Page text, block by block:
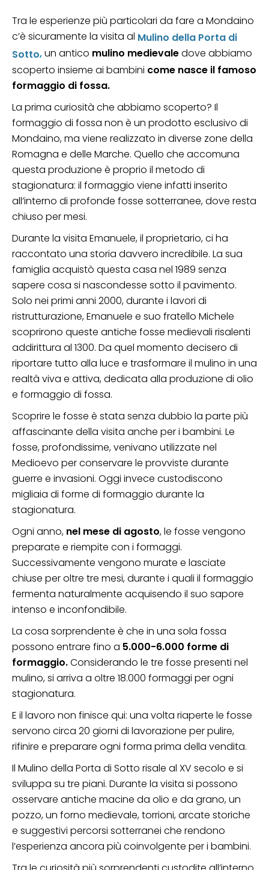
Tra le esperienze più particolari da fare a Mondaino
c’è sicuramente la visita al Mulino della Porta di
Sotto,un antico mulino medievaledove abbiamo
scoperto insieme ai bambini come nasce il famoso
formaggio di fossa.
La prima curiosità che abbiamo scoperto? Il
formaggio di fossa non è un prodotto esclusivo di
Mondaino, ma viene realizzato in diverse zone della
Romagna e delle Marche. Quello che accomuna
questa produzione è proprio il metodo di
stagionatura: il formaggio viene infatti inserito
all’interno di profonde fosse sotterranee, dove resta
chiuso per mesi.
Durante la visita Emanuele, il proprietario, ci ha
raccontato una storia davvero incredibile. La sua
famiglia acquistò questa casa nel 1989 senza
sapere cosa si nascondesse sotto il pavimento.
Solo nei primi anni 2000, durante i lavori di
ristrutturazione, Emanuele e suo fratello Michele
scoprirono queste antiche fosse medievali risalenti
addirittura al 1300. Da quel momento decisero di
riportare tutto alla luce e trasformare il mulino in una
realtà viva e attiva, dedicata alla produzione di olio
e formaggio di fossa.
Scoprire le fosse è stata senza dubbio la parte più
affascinante della visita anche per i bambini. Le
fosse, profondissime, venivano utilizzate nel
Medioevo per conservare le provviste durante
guerre e invasioni. Oggi invece custodiscono
migliaia di forme di formaggio durante la
stagionatura.
Ogni anno, nel mese di agosto, le fosse vengono
preparate e riempite con i formaggi.
Successivamente vengono murate e lasciate
chiuse per oltre tre mesi, durante i quali il formaggio
fermenta naturalmente acquisendo il suo sapore
intenso e inconfondibile.
La cosa sorprendente è che in una sola fossa
possono entrare fino a 5.000-6.000 forme di
formaggio.Considerando le tre fosse presenti nel
mulino, si arriva a oltre 18.000 formaggi per ogni
stagionatura.
E il lavoro non finisce qui: una volta riaperte le fosse
servono circa 20 giorni di lavorazione per pulire,
rifinire e preparare ogni forma prima della vendita.
Il Mulino della Porta di Sotto risale al XV secolo e si
sviluppa su tre piani. Durante la visita si possono
osservare antiche macine da olio e da grano, un
pozzo, un forno medievale, torrioni, arcate storiche
e suggestivi percorsi sotterranei che rendono
l’esperienza ancora più coinvolgente per i bambini.